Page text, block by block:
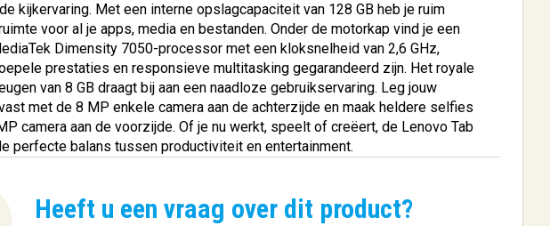
Aruba, a Hewlett Packard
Enterpr...
Thermaltake View 380 XL
TG ARGB ...
kijkervaring. Met een interne opslagcapaciteit van 128 GB heb je ruim
voor al je apps, media en bestanden. Onder de motorkap vind je een
Dimensity 7050-processor met een kloksnelheid van 2,6 GHz,
prestaties en responsieve multitasking gegarandeerd zijn. Het royale
van 8 GB draagt bij aan een naadloze gebruikservaring. Leg jouw
met de 8 MP enkele camera aan de achterzijde en maak heldere selfies
camera aan de voorzijde. Of je nu werkt, speelt of creëert, de Lenovo Tab
perfecte balans tussen productiviteit en entertainment.
Heeft u een vraag over dit product?